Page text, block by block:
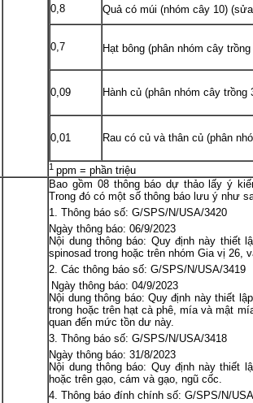
0,8 Quả có múi (nhóm cây 10)
0,7 Hạt bông (phân nhóm cây
0,09 Hành củ (phân nhóm cây trồng
0,01 Rau có củ và thân củ (phân
1ppm = phần triệu
Bao gồm 08 thông báo dự thảo lấy ý
Trong đó có một số thông báo lưu ý như
Thông báo số: G/SPS/N/USA/3420
Ngày thông báo: 06/9/2023
Nội dung thông báo: Quy định này thiết
spinosad trong hoặc trên nhóm Gia vị 26,
Các thông báo số: G/SPS/N/USA/3419
Ngày thông báo: 04/9/2023
Nội dung thông báo: Quy định này thiết
trong hoặc trên hạt cà phê, mía và mật
quan đến mức tồn dư này.
Thông báo số: G/SPS/N/USA/3418
Ngày thông báo: 31/8/2023
Nội dung thông báo: Quy định này thiết
hoặc trên gạo, cám và gạo, ngũ cốc.
Thông báo đính chính số: G/SPS/N/